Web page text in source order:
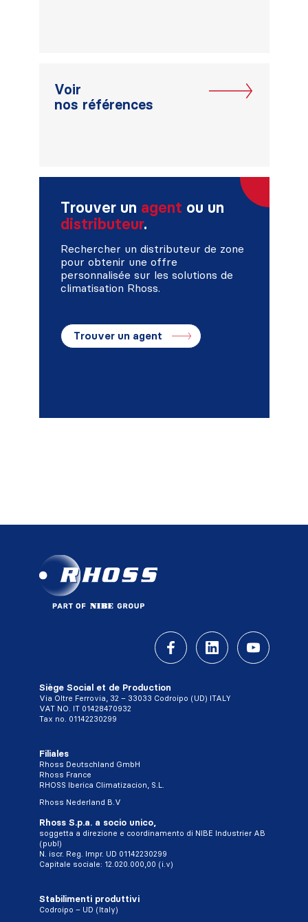
Voir
nos références
Trouver un agent ou un
distributeur.
Rechercher un distributeur de zone
pour obtenir une offre
personnalisée sur les solutions de
climatisation Rhoss.
Trouver un agent
Siège Social et de Production
Via Oltre Ferrovia, 32 – 33033 Codroipo (UD) ITALY
VAT NO. IT 01428470932
Tax no. 01142230299
Filiales
Rhoss Deutschland GmbH
Rhoss France
RHOSS Iberica Climatizacion, S.L.
Rhoss Nederland B.V
Rhoss S.p.a. a socio unico,
soggetta a direzione e coordinamento di NIBE Industrier AB
(publ)
N. iscr. Reg. Impr. UD 01142230299
Capitale sociale: 12.020.000,00 (i.v)
Stabilimenti produttivi
Codroipo – UD (Italy)